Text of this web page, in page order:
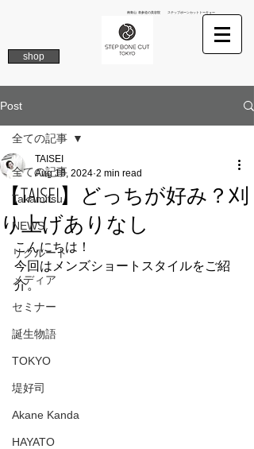
南青山 表参道の美容院 ステップボーンカットトーキョー
shop
Post
全ての記事
Takamitsu
NEWS
リクルート
メディア
セミナー
誕生物語
TOKYO
堤好司
Akane Kanda
HAYATO
全ての記事
【TAISEI】どっちが好み？刈
り上げありなし
TAISEI
Aug 18, 2024 2 min read
こんにちは！
今回はメンズショートスタイルをご紹
介。